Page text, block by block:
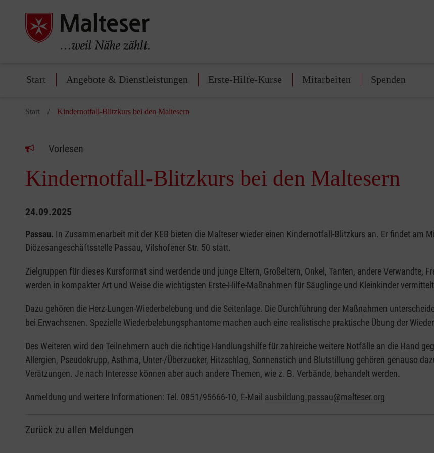
Start Angebote & Dienstleistungen Erste-Hilfe-Kurse Mitarbeiten Spenden
Start Kindernotfall-Blitzkurs bei den Maltesern
Vorlesen
Kindernotfall-Blitzkurs bei den Maltesern
24.09.2025
Passau. In Zusammenarbeit mit der KEB bieten die Malteser wieder einen Kindernotfall-Blitzkurs an. Er findet am
Diözesangeschäftsstelle Passau, Vilshofener Str. 50 statt.
Zielgruppen für dieses Kursformat sind werdende und junge Eltern, Großeltern, Onkel, Tanten, andere Verwandte,
werden in kompakter Art und Weise die wichtigsten Erste-Hilfe-Maßnahmen für Säuglinge und Kleinkinder
Dazu gehören die Herz-Lungen-Wiederbelebung und die Seitenlage. Die Durchführung der Maßnahmen
bei Erwachsenen. Spezielle Wiederbelebungsphantome machen auch eine realistische praktische Übung der
Des Weiteren wird den Teilnehmern auch die richtige Handlungshilfe für zahlreiche weitere Notfälle an die Hand
Allergien, Pseudokrupp, Asthma, Unter-/Überzucker, Hitzschlag, Sonnenstich und Blutstillung gehören genauso
Verätzungen. Je nach Interesse können aber auch andere Themen, wie z. B. Verbände, behandelt werden.
Anmeldung und weitere Informationen: Tel. 0851/95666-10, E-Mail ausbildung.passau@malteser.org
Zurück zu allen Meldungen